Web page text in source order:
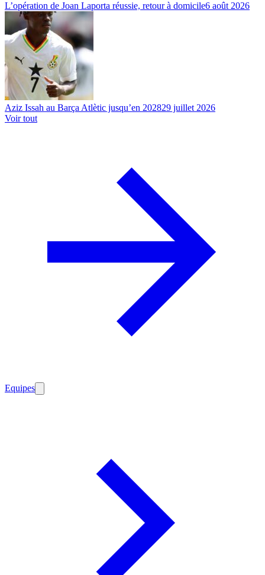
L’opération de Joan Laporta réussie, retour à domicile6 août 2026
Aziz Issah au Barça Atlètic jusqu’en 202829 juillet 2026
Voir tout
Equipes